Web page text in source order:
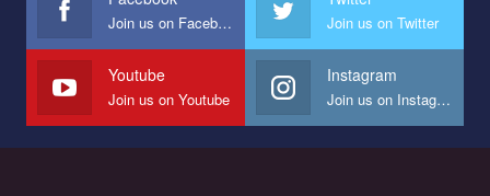
Мы просим вас поддержать нас и помочь нам реализовать
наш план по борьбе с насилием и дискриминацией на почве
СОГИ в Украине.
Все, что вам нужно сделать - это зайти на наш канал YouTube
Join us on Facebook Join us on Twitter
Youtube
Join us on Youtube
Instagram
Join us on Instagram